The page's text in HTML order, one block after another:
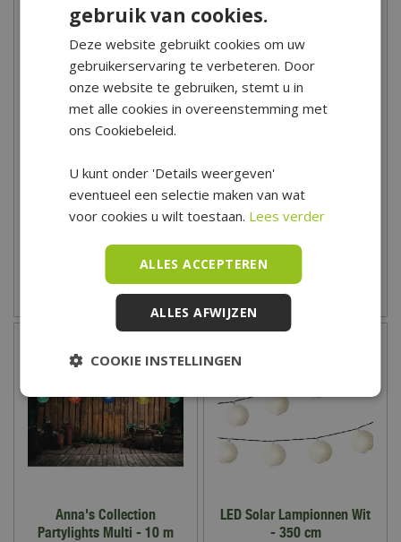
Solar Stringlights Naturel
met Kapjes - 450 cm
16,99
Zet op verlanglijst
Solar Stringlights Naturel
17,99
Zet op verlanglijst
Anna's Collection
Partylights Multi - 10 m
LED Solar Lampionnen Wit
- 350 cm
gebruik van cookies.
Deze website gebruikt cookies om uw
gebruikerservaring te verbeteren. Door
onze website te gebruiken, stemt u in
met alle cookies in overeenstemming met
ons Cookiebeleid.
U kunt onder 'Details weergeven'
eventueel een selectie maken van wat
voor cookies u wilt toestaan. Lees verder
ALLES ACCEPTEREN
ALLES AFWIJZEN
COOKIE INSTELLINGEN